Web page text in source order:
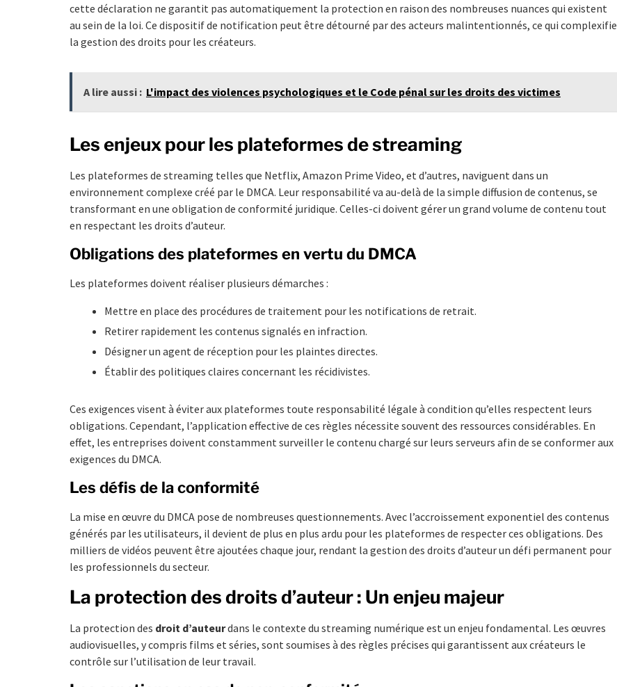
cette déclaration ne garantit pas automatiquement la protection en raison des nombreuses nuances qui existent
au sein de la loi. Ce dispositif de notification peut être détourné par des acteurs malintentionnés, ce qui complexifie
la gestion des droits pour les créateurs.
A lire aussi : L'impact des violences psychologiques et le Code pénal sur les droits des victimes
Les enjeux pour les plateformes de streaming
Les plateformes de streaming telles que Netflix, Amazon Prime Video, et d’autres, naviguent dans un
environnement complexe créé par le DMCA. Leur responsabilité va au-delà de la simple diffusion de contenus, se
transformant en une obligation de conformité juridique. Celles-ci doivent gérer un grand volume de contenu tout
en respectant les droits d’auteur.
Obligations des plateformes en vertu du DMCA
Les plateformes doivent réaliser plusieurs démarches :
Mettre en place des procédures de traitement pour les notifications de retrait.
Retirer rapidement les contenus signalés en infraction.
Désigner un agent de réception pour les plaintes directes.
Établir des politiques claires concernant les récidivistes.
Ces exigences visent à éviter aux plateformes toute responsabilité légale à condition qu’elles respectent leurs
obligations. Cependant, l’application effective de ces règles nécessite souvent des ressources considérables. En
effet, les entreprises doivent constamment surveiller le contenu chargé sur leurs serveurs afin de se conformer aux
exigences du DMCA.
Les défis de la conformité
La mise en œuvre du DMCA pose de nombreuses questionnements. Avec l’accroissement exponentiel des contenus
générés par les utilisateurs, il devient de plus en plus ardu pour les plateformes de respecter ces obligations. Des
milliers de vidéos peuvent être ajoutées chaque jour, rendant la gestion des droits d’auteur un défi permanent pour
les professionnels du secteur.
La protection des droits d’auteur : Un enjeu majeur
La protection des droit d’auteurdans le contexte du streaming numérique est un enjeu fondamental. Les œuvres
audiovisuelles, y compris films et séries, sont soumises à des règles précises qui garantissent aux créateurs le
contrôle sur l’utilisation de leur travail.